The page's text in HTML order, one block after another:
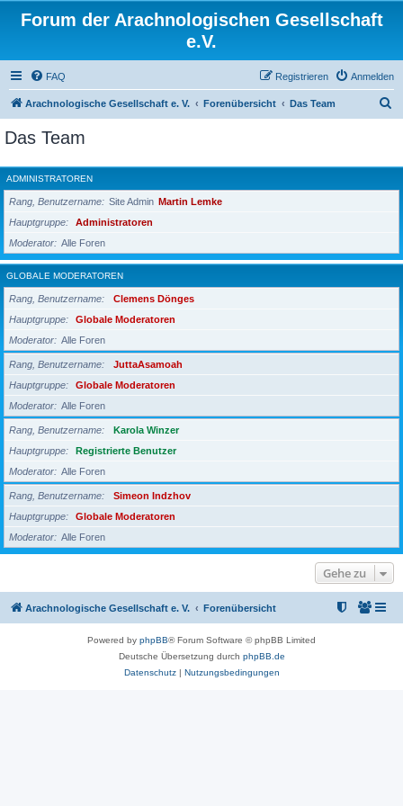
Forum der Arachnologischen Gesellschaft
e.V.
FAQ Anmelden
Registrieren
Arachnologische Gesellschaft e. V. Forenübersicht Das Team
h
e
Das Team
ADMINISTRATOREN
Rang, Benutzername Site Admin Martin Lemke
Hauptgruppe
Administratoren
Moderator
Alle Foren
GLOBALE MODERATOREN
Rang, Benutzername
Clemens Dönges
Hauptgruppe
Globale Moderatoren
Moderator
Alle Foren
Rang, Benutzername
JuttaAsamoah
Hauptgruppe
Globale Moderatoren
Moderator
Alle Foren
Rang, Benutzername
Karola Winzer
Hauptgruppe
Registrierte Benutzer
Moderator
Alle Foren
Rang, Benutzername
Simeon Indzhov
Hauptgruppe
Globale Moderatoren
Moderator
Alle Foren
Gehe zu
Arachnologische Gesellschaft e. V. Forenübersicht
Powered by phpBB® Forum Software © phpBB Limited
Deutsche Übersetzung durch phpBB.de
Datenschutz| Nutzungsbedingungen